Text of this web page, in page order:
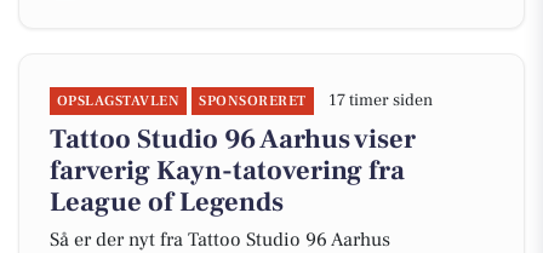
OPSLAGSTAVLEN SPONSORERET 17 timer siden
Tattoo Studio 96 Aarhus viser
farverig Kayn-tatovering fra
League of Legends
Så er der nyt fra Tattoo Studio 96 Aarhus